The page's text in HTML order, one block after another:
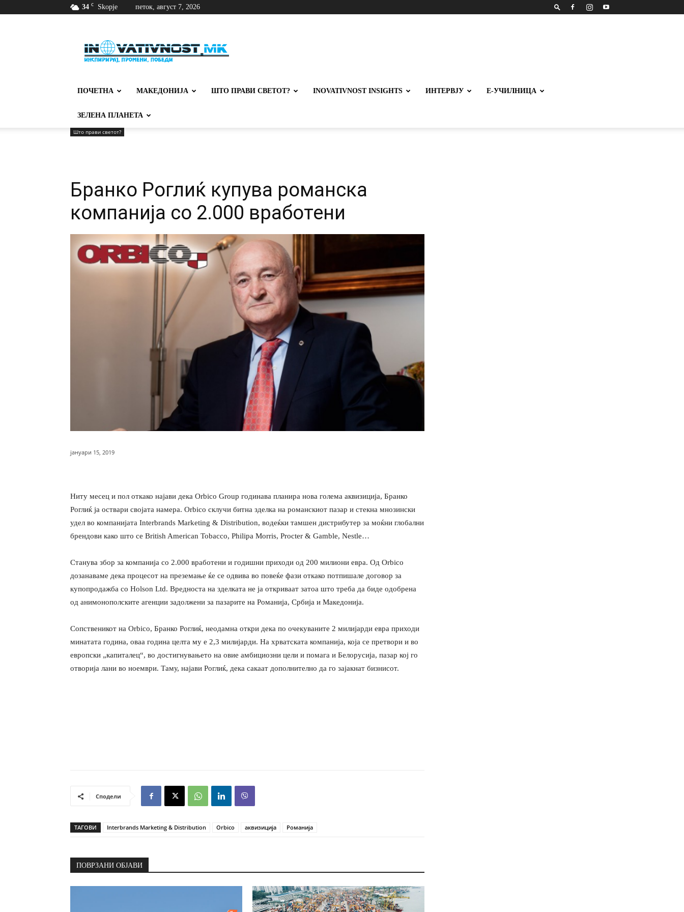
34 C Skopje петок, август 7, 2026
ПОЧЕТНА МАКЕДОНИЈА ШТО ПРАВИ СВЕТОТ? INOVATIVNOST INSIGHTS ИНТЕРВЈУ Е-УЧИЛНИЦА
ЗЕЛЕНА ПЛАНЕТА
Што прави светот?
Бранко Роглиќ купува романска
компанија со 2.000 вработени
јануари 15, 2019
Ниту месец и пол откако најави дека Orbico Grоup годинава планира нова голема аквизиција, Бранко
Роглиќ ја оствари својата намера. Orbico склучи битна зделка на романскиот пазар и стекна мнозински
удел во компанијата Interbrands Marketing & Distribution, водеќки тамшен дистрибутер за моќни глобални
брендови како што се British American Tobacco, Philipa Morris, Procter & Gamble, Nestle…
Станува збор за компанија со 2.000 вработени и годишни приходи од 200 милиони евра. Од Orbicо
дозанаваме дека процесот на преземање ќе се одвива во повеќе фази откако потпишале договор за
купопродажба со Holson Ltd. Вредноста на зделката не ја откриваат затоа што треба да биде одобрена
од анимонополските агенции задолжени за пазарите на Романија, Србија и Македонија.
Сопственикот на Orbicо, Бранко Роглиќ, неодамна откри дека по очекуваните 2 милијарди евра приходи
минатата година, оваа година целта му е 2,3 милијарди. На хрватската компанија, која се претвори и во
европски „капиталец“, во достигнувањето на овие амбициозни цели и помага и Белорусија, пазар кој го
отворија лани во ноември. Таму, најави Роглиќ, дека сакаат дополнително да го зајакнат бизнисот.
Сподели
ТАГОВИ Interbrands Marketing & Distribution Orbico аквизиција Романија
ПОВРЗАНИ ОБЈАВИ